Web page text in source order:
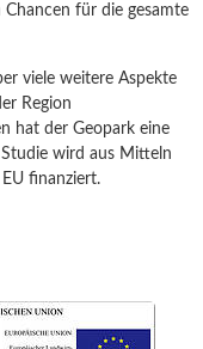
für die gesamte
viele weitere Aspekte
Region
hat der Geopark eine
wird aus Mitteln
finanziert.